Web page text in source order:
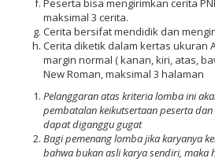
maksimal 3 cerita.
Cerita bersifat mendidik dan
Cerita diketik dalam kertas ukuran
margin normal ( kanan, kiri, atas,
New Roman, maksimal 3 halaman
Pelanggaran atas kriteria lomba ini
pembatalan keikutsertaan peserta
dapat diganggu gugat
Bagi pemenang lomba jika karyanya
bahwa bukan asli karya sendiri, maka